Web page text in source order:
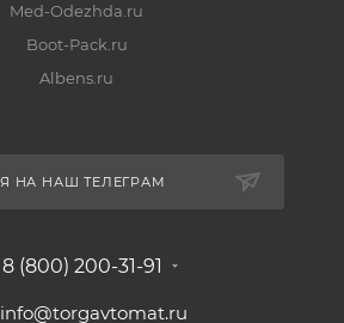
Med-Odezhda.ru
Boot-Pack.ru
Albens.ru
НА НАШ ТЕЛЕГРАМ
8 (800) 200-31-91
info@torgavtomat.ru